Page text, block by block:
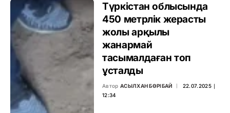
Түркістан облысында
450 метрлік жерасты
жолы арқылы
жанармай
тасымалдаған топ
ұсталды
Автор АСЫЛХАН БӨРІБАЙ
22.07.2025 ∣
12:34